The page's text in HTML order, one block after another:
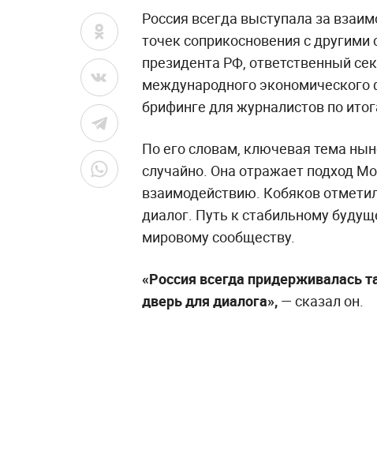
Россия всегда выступала за
точек соприкосновения с
президента РФ, ответственный
международного
брифинге для журналистов по
По его словам, ключевая тема
случайно. Она отражает подход
взаимодействию. Кобяков
диалог. Путь к стабильному
мировому сообществу.
«Россия всегда придерживалась
дверь для диалога», — сказал он.